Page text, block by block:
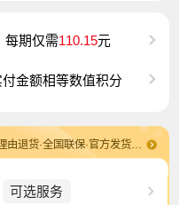
每期仅需110.15元
金额相等数值积分
7天价保·7天无理由退货·全国联保·官方发货及售后·退换货包运费
可选服务